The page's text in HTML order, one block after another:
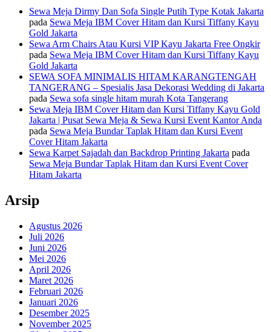
Sewa Meja Dirmy Dan Sofa Single Putih Type Kotak Jakarta
pada Sewa Meja IBM Cover Hitam dan Kursi Tiffany Kayu
Gold Jakarta
Sewa Arm Chairs Atau Kursi VIP Kayu Jakarta Free Ongkir
pada Sewa Meja IBM Cover Hitam dan Kursi Tiffany Kayu
Gold Jakarta
SEWA SOFA MINIMALIS HITAM KARANGTENGAH
TANGERANG – Spesialis Jasa Dekorasi Wedding di Jakarta
pada Sewa sofa single hitam murah Kota Tangerang
Sewa Meja IBM Cover Hitam dan Kursi Tiffany Kayu Gold
Jakarta | Pusat Sewa Meja & Sewa Kursi Event Kantor Anda
pada Sewa Meja Bundar Taplak Hitam dan Kursi Event
Cover Hitam Jakarta
Sewa Karpet Sajadah dan Backdrop Printing Jakarta pada
Sewa Meja Bundar Taplak Hitam dan Kursi Event Cover
Hitam Jakarta
Arsip
Agustus 2026
Juli 2026
Juni 2026
Mei 2026
April 2026
Maret 2026
Februari 2026
Januari 2026
Desember 2025
November 2025